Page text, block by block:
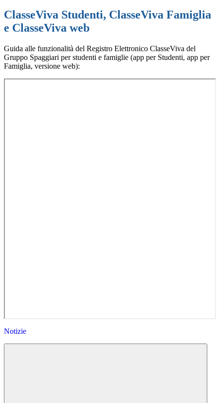
ClasseViva Studenti, ClasseViva Famiglia
e ClasseViva web
Guida alle funzionalità del Registro Elettronico ClasseViva del
Gruppo Spaggiari per studenti e famiglie (app per Studenti, app per
Famiglia, versione web):
Notizie